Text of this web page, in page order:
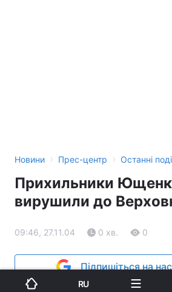
Новини › Прес-центр › Останні
Прихильники
вирушили до
09:46, 27.11.04 0 хв. 0
Підпишіться на
RU